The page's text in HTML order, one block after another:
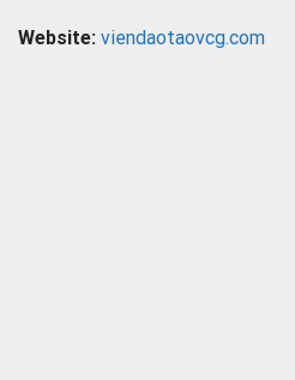
Website: viendaotaovcg.com